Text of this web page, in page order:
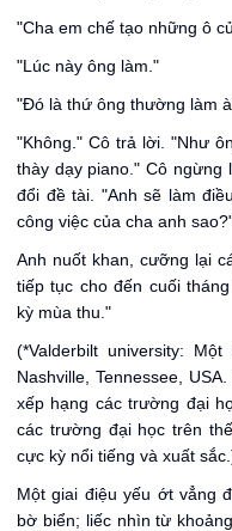
"Cha em chế tạo những ô
"Lúc này ông làm."
"Đó là thứ ông thường làm
"Không." Cô trả lời. "Như
thày dạy piano." Cô
đổi đề tài. "Anh sẽ làm
công việc của cha anh
Anh nuốt khan, cưỡng lại
tiếp tục cho đến cuối
kỳ mùa thu."
(*Valderbilt university:
Nashville, Tennessee,
xếp hạng các trường đại
các trường đại học trên
cực kỳ nổi tiếng và xuất
Một giai điệu yếu ớt vẳng
bờ biển; liếc nhìn từ